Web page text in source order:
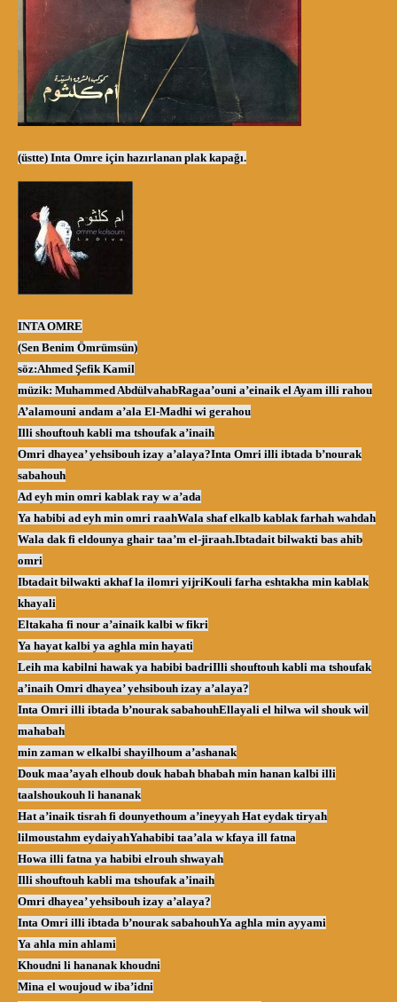
(üstte) Inta Omre için hazırlanan plak kapağı.
INTA OMRE
(Sen Benim Ömrümsün)
söz:Ahmed Şefik Kamil
müzik: Muhammed AbdülvahabRagaa’ouni a’einaik el Ayam illi rahou
A’alamouni andam a’ala El-Madhi wi gerahou
Illi shouftouh kabli ma tshoufak a’inaih
Omri dhayea’ yehsibouh izay a’alaya?Inta Omri illi ibtada b’nourak
sabahouh
Ad eyh min omri kablak ray w a’ada
Ya habibi ad eyh min omri raahWala shaf elkalb kablak farhah wahdah
Wala dak fi eldounya ghair taa’m el-jiraah.Ibtadait bilwakti bas ahib
omri
Ibtadait bilwakti akhaf la ilomri yijriKouli farha eshtakha min kablak
khayali
Eltakaha fi nour a’ainaik kalbi w fikri
Ya hayat kalbi ya aghla min hayati
Leih ma kabilni hawak ya habibi badriIlli shouftouh kabli ma tshoufak
a’inaih Omri dhayea’ yehsibouh izay a’alaya?
Inta Omri illi ibtada b’nourak sabahouhEllayali el hilwa wil shouk wil
mahabah
min zaman w elkalbi shayilhoum a’ashanak
Douk maa’ayah elhoub douk habah bhabah min hanan kalbi illi
taalshoukouh li hananak
Hat a’inaik tisrah fi dounyethoum a’ineyyah Hat eydak tiryah
lilmoustahm eydaiyahYahabibi taa’ala w kfaya ill fatna
Howa illi fatna ya habibi elrouh shwayah
Illi shouftouh kabli ma tshoufak a’inaih
Omri dhayea’ yehsibouh izay a’alaya?
Inta Omri illi ibtada b’nourak sabahouhYa aghla min ayyami
Ya ahla min ahlami
Khoudni li hananak khoudni
Mina el woujoud w iba’idni